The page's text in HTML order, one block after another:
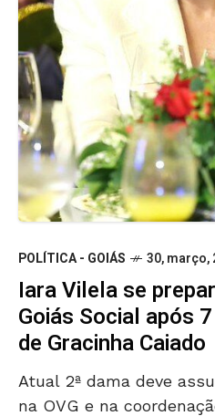
POLÍTICA - GOIÁS 30, março,
Iara Vilela se
Goiás Social após
de Gracinha Caiado
Atual 2ª dama deve
na OVG e na